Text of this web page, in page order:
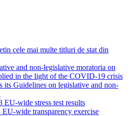
cele mai multe titluri de stat din
and non-legislative moratoria on
in the light of the COVID-19 crisis
its Guidelines on legislative and non-
EU-wide stress test results
wide transparency exercise